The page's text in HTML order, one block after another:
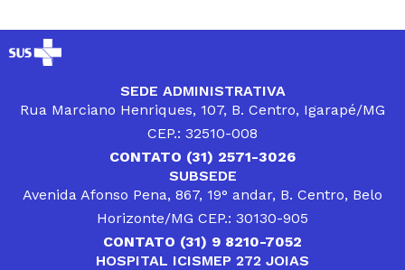
SEDE ADMINISTRATIVA
Rua Marciano Henriques, 107, B. Centro, Igarapé/MG
CEP.: 32510-008
CONTATO (31) 2571-3026
SUBSEDE
Avenida Afonso Pena, 867, 19° andar, B. Centro, Belo
Horizonte/MG CEP.: 30130-905
CONTATO (31) 9 8210-7052
HOSPITAL ICISMEP 272 JOIAS